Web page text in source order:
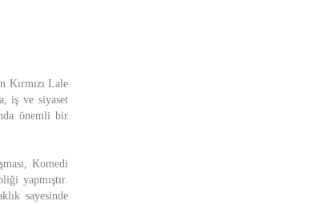
Kırmızı Lale
iş ve siyaset
önemli bir
Komedi
yapmıştır.
sayesinde